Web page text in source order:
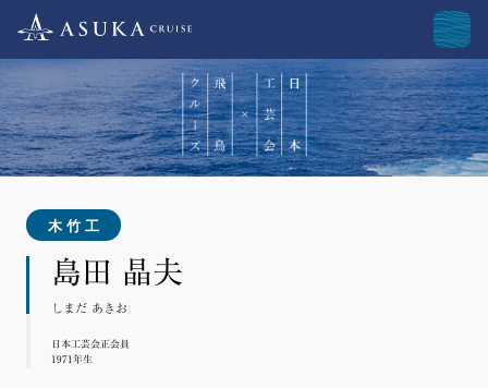
木竹工
島田 晶夫
しまだ あきお
日本工芸会正会員
1971年生